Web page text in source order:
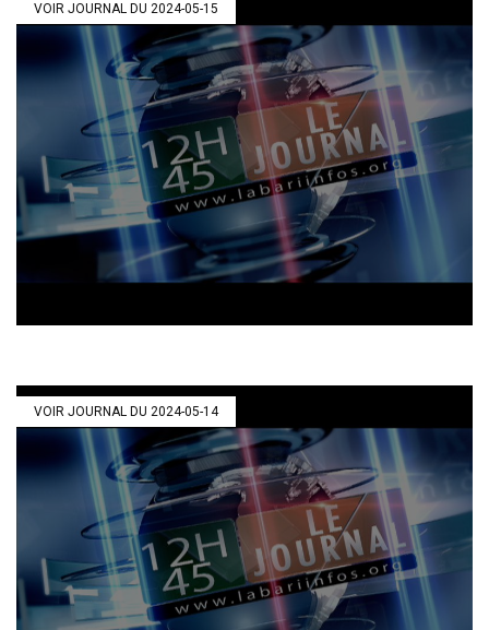
VOIR JOURNAL DU 2024-05-15
VOIR JOURNAL DU 2024-05-14